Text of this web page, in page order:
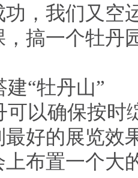
，我们又空
搞一个牡丹
“牡丹山”
可以确保按时
最好的展览效
上布置一个大